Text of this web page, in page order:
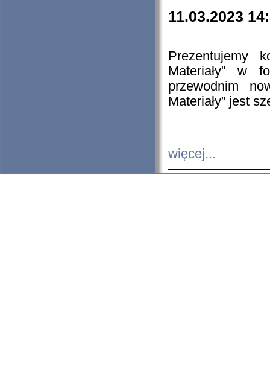
11.03.2023
Prezentujemy
Materiały" w
przewodnim
Materiały” jest
więcej...